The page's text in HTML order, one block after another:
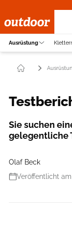
Ausrüstung
Sie suchen
gelegentliche
Olaf Beck
Veröffentlicht am